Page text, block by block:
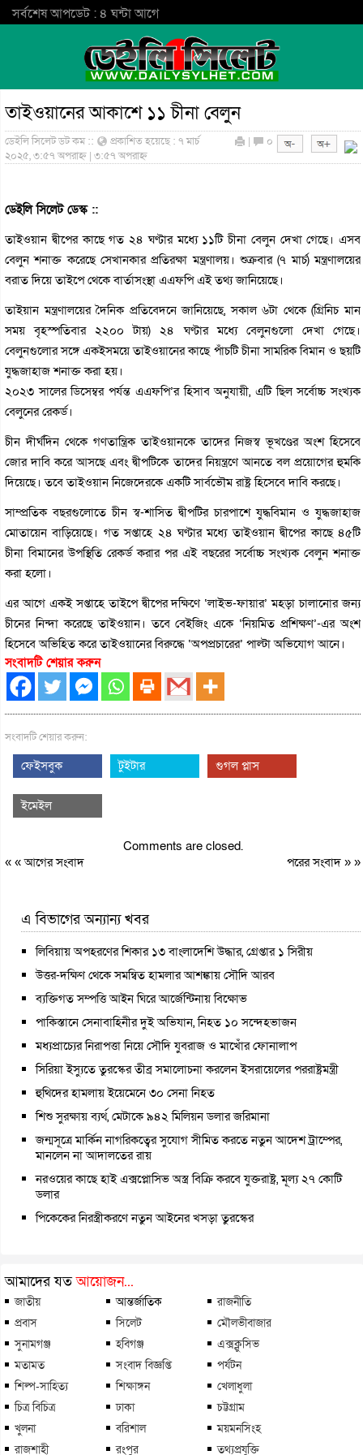
সর্বশেষ আপডেট : ৪ ঘন্টা আগে
তাইওয়ানের আকাশে ১১ চীনা বেলুন
ডেইলি সিলেট ডট কম ::
প্রকাশিত হয়েছে : ৭ মার্চ
২০২৫, ৩:৫৭ অপরাহ্ন | ৩:৫৭ অপরাহ্ন
| ০
ডেইলি সিলেট ডেস্ক ::
তাইওয়ান দ্বীপের কাছে গত ২৪ ঘণ্টার মধ্যে ১১টি চীনা বেলুন দেখা গেছে। এসব
বেলুন শনাক্ত করেছে সেখানকার প্রতিরক্ষা মন্ত্রণালয়। শুক্রবার (৭ মার্চ) মন্ত্রণালয়ের
বরাত দিয়ে তাইপে থেকে বার্তাসংস্থা এএফপি এই তথ্য জানিয়েছে।
তাইয়ান মন্ত্রণালয়ের দৈনিক প্রতিবেদনে জানিয়েছে, সকাল ৬টা থেকে (গ্রিনিচ মান
সময় বৃহস্পতিবার ২২০০ টায়) ২৪ ঘণ্টার মধ্যে বেলুনগুলো দেখা গেছে।
বেলুনগুলোর সঙ্গে একইসময়ে তাইওয়ানের কাছে পাঁচটি চীনা সামরিক বিমান ও ছয়টি
যুদ্ধজাহাজ শনাক্ত করা হয়।
২০২৩ সালের ডিসেম্বর পর্যন্ত এএফপি’র হিসাব অনুযায়ী, এটি ছিল সর্বোচ্চ সংখ্যক
বেলুনের রেকর্ড।
চীন দীর্ঘদিন থেকে গণতান্ত্রিক তাইওয়ানকে তাদের নিজস্ব ভূখণ্ডের অংশ হিসেবে
জোর দাবি করে আসছে এবং দ্বীপটিকে তাদের নিয়ন্ত্রণে আনতে বল প্রয়োগের হুমকি
দিয়েছে। তবে তাইওয়ান নিজেদেরকে একটি সার্বভৌম রাষ্ট্র হিসেবে দাবি করছে।
সাম্প্রতিক বছরগুলোতে চীন স্ব-শাসিত দ্বীপটির চারপাশে যুদ্ধবিমান ও যুদ্ধজাহাজ
মোতায়েন বাড়িয়েছে। গত সপ্তাহে ২৪ ঘণ্টার মধ্যে তাইওয়ান দ্বীপের কাছে ৪৫টি
চীনা বিমানের উপস্থিতি রেকর্ড করার পর এই বছরের সর্বোচ্চ সংখ্যক বেলুন শনাক্ত
করা হলো।
এর আগে একই সপ্তাহে তাইপে দ্বীপের দক্ষিণে ‘লাইভ-ফায়ার’ মহড়া চালানোর জন্য
চীনের নিন্দা করেছে তাইওয়ান। তবে বেইজিং একে ‘নিয়মিত প্রশিক্ষণ’-এর অংশ
হিসেবে অভিহিত করে তাইওয়ানের বিরুদ্ধে ‘অপপ্রচারের’ পাল্টা অভিযোগ আনে।
সংবাদটি শেয়ার করুন
সংবাদটি শেয়ার করুন:
ফেইসবুক টুইটার গুগল প্লাস
ইমেইল
Comments are closed.
« «আগের সংবাদ পরের সংবাদ» »
এ বিভাগের অন্যান্য খবর
লিবিয়ায় অপহরণের শিকার ১৩ বাংলাদেশি উদ্ধার, গ্রেপ্তার ১ সিরীয়
উত্তর-দক্ষিণ থেকে সমন্বিত হামলার আশঙ্কায় সৌদি আরব
ব্যক্তিগত সম্পত্তি আইন ঘিরে আর্জেন্টিনায় বিক্ষোভ
পাকিস্তানে সেনাবাহিনীর দুই অভিযান, নিহত ১০ সন্দেহভাজন
মধ্যপ্রাচ্যের নিরাপত্তা নিয়ে সৌদি যুবরাজ ও মাখোঁর ফোনালাপ
সিরিয়া ইস্যুতে তুরস্কের তীব্র সমালোচনা করলেন ইসরায়েলের পররাষ্ট্রমন্ত্রী
হুথিদের হামলায় ইয়েমেনে ৩০ সেনা নিহত
শিশু সুরক্ষায় ব্যর্থ, মেটাকে ৯৪২ মিলিয়ন ডলার জরিমানা
জন্মসূত্রে মার্কিন নাগরিকত্বের সুযোগ সীমিত করতে নতুন আদেশ ট্রাম্পের,
মানলেন না আদালতের রায়
নরওয়ের কাছে হাই এক্সপ্লোসিভ অস্ত্র বিক্রি করবে যুক্তরাষ্ট্র, মূল্য ২৭ কোটি
ডলার
পিকেকের নিরস্ত্রীকরণে নতুন আইনের খসড়া তুরস্কের
আমাদের যতআয়োজন...
জাতীয় আন্তর্জাতিক
রাজনীতি
প্রবাস
সিলেট
মৌলভীবাজার
সুনামগঞ্জ
হবিগঞ্জ
এক্সক্লুসিভ
মতামত
সংবাদ বিজ্ঞপ্তি
পর্যটন
শিল্প-সাহিত্য
শিক্ষাঙ্গন
খেলাধুলা
চিত্র বিচিত্র
ঢাকা
চট্টগ্রাম
খুলনা
বরিশাল
ময়মনসিংহ
রাজশাহী
রংপুর তথ্যপ্রযুক্তি